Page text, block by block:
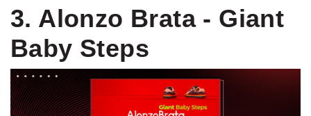
3. Alonzo Brata - Giant
Baby Steps